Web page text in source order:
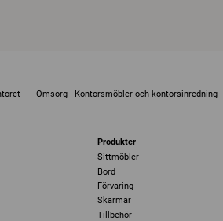
Omsorg - Kontorsmöbler och kontorsinredning
Produkter
Sittmöbler
Bord
Förvaring
Skärmar
Tillbehör